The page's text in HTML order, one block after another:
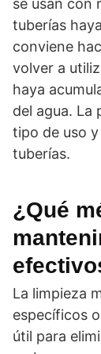
se usan con
tuberías
conviene
volver a
haya
del agua. La
tipo de uso
tuberías.
¿Qué
La limpieza
específicos
útil para